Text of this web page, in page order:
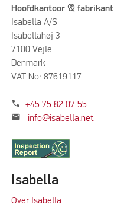
Hoofdkantoor & fabrikant
Isabella A/S
Isabellahøj 3
7100 Vejle
Denmark
VAT No: 87619117
phone +45 75 82 07 55
mail info@isabella.net
Isabella
Over Isabella